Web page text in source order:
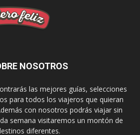
NOSOTROS
las mejores guías, selecciones
para todos los viajeros que quieran
con nosotros podrás viajar sin
semana visitaremos un montón de
diferentes.